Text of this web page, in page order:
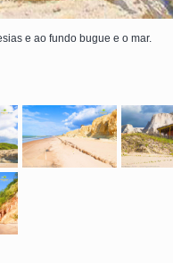
e ao fundo bugue e o mar.